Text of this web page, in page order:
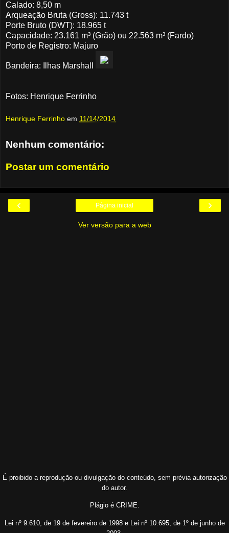
Calado: 8,50 m
Arqueação Bruta (Gross): 11.743 t
Porte Bruto (DWT): 18.965 t
Capacidade: 23.161 m³ (Grão) ou 22.563 m³ (Fardo)
Porto de Registro: Majuro
Bandeira: Ilhas Marshall
Fotos: Henrique Ferrinho
Henrique Ferrinho em 11/14/2014
Nenhum comentário:
Postar um comentário
‹ ›
Página inicial
Ver versão para a web
É proibido a reprodução ou divulgação do conteúdo, sem prévia autorização
do autor.
Plágio é CRIME.
Lei nº 9.610, de 19 de fevereiro de 1998 e Lei nº 10.695, de 1º de junho de